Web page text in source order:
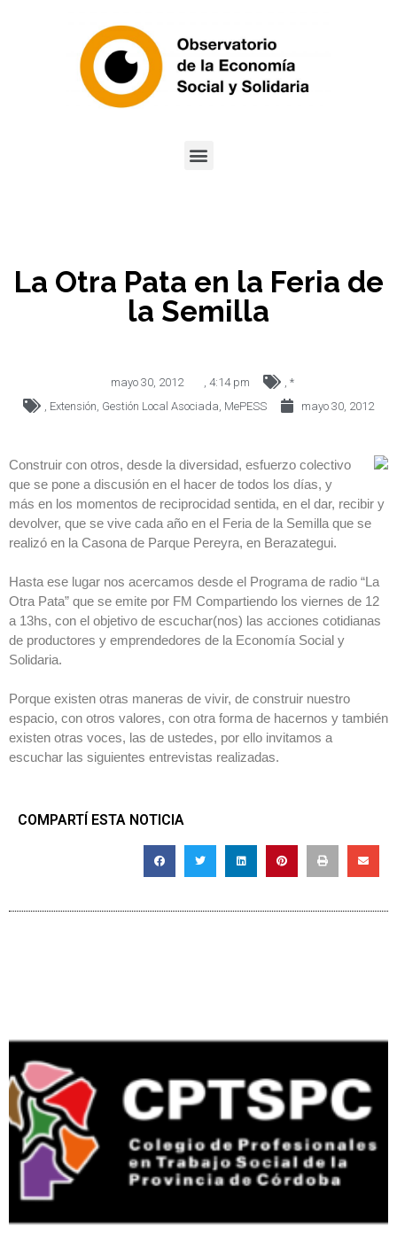
La Otra Pata en la Feria de
la Semilla
mayo 30, 2012 4:14 pm
*
Extensión Gestión Local Asociada MePESS mayo 30, 2012
Construir con otros, desde la diversidad, esfuerzo colectivo
que se pone a discusión en el hacer de todos los días, y
más en los momentos de reciprocidad sentida, en el dar, recibir y
devolver, que se vive cada año en el Feria de la Semilla que se
realizó en la Casona de Parque Pereyra, en Berazategui.
Hasta ese lugar nos acercamos desde el Programa de radio “La
Otra Pata” que se emite por FM Compartiendo los viernes de 12
a 13hs, con el objetivo de escuchar(nos) las acciones cotidianas
de productores y emprendedores de la Economía Social y
Solidaria.
Porque existen otras maneras de vivir, de construir nuestro
espacio, con otros valores, con otra forma de hacernos y también
existen otras voces, las de ustedes, por ello invitamos a
escuchar las siguientes entrevistas realizadas.
COMPARTÍ ESTA NOTICIA